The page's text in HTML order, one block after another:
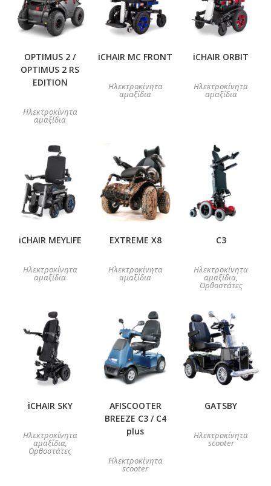
OPTIMUS 2 /
OPTIMUS 2 RS
EDITION
Ηλεκτροκίνητα
αμαξίδια
iCHAIR MC FRONT
Ηλεκτροκίνητα
αμαξίδια
iCHAIR ORBIT
Ηλεκτροκίνητα
αμαξίδια
iCHAIR MEYLIFE
Ηλεκτροκίνητα
αμαξίδια
EXTREME X8
Ηλεκτροκίνητα
αμαξίδια
C3
Ηλεκτροκίνητα
αμαξίδια,
Ορθοστάτες
iCHAIR SKY
Ηλεκτροκίνητα
αμαξίδια,
Ορθοστάτες
AFISCOOTER
BREEZE C3 / C4
plus
Ηλεκτροκίνητα
scooter
GATSBY
Ηλεκτροκίνητα
scooter